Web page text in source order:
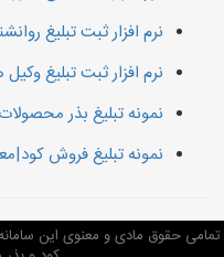
نرم افزار ثبت تبلیغ
نرم افزار ثبت تبلیغ
نمونه تبلیغ بذر
نمونه تبلیغ فروش
تمامی حقوق مادی و معنوی این